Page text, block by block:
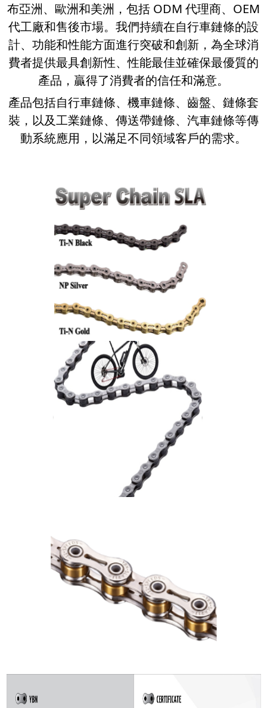
布亞洲、歐洲和美洲，包括 ODM 代理商、OEM
代工廠和售後市場。我們持續在自行車鏈條的設
計、功能和性能方面進行突破和創新，為全球消
費者提供最具創新性、性能最佳並確保最優質的
產品，贏得了消費者的信任和滿意。
產品包括自行車鏈條、機車鏈條、齒盤、鏈條套
裝，以及工業鏈條、傳送帶鏈條、汽車鏈條等傳
動系統應用，以滿足不同領域客戶的需求。